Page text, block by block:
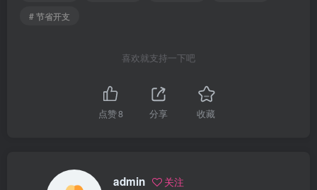
# 节省开支
喜欢就支持一下吧
点赞8 分享 收藏
admin 关注